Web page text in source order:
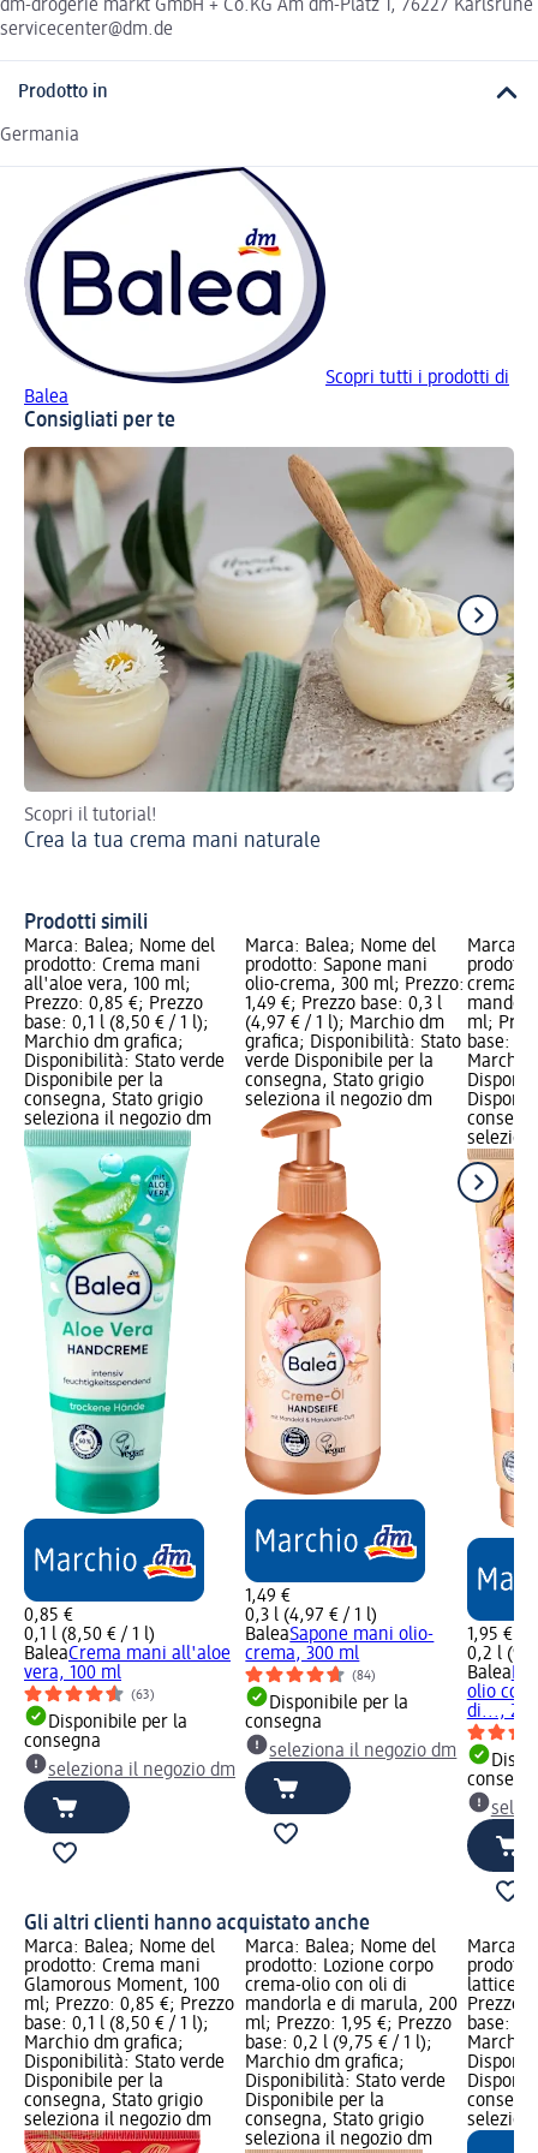
dm-drogerie markt GmbH + Co.KG Am dm-Platz 1, 76227 Karlsruhe
servicecenter@dm.de
Prodotto in
Germania
Scopri tutti i prodotti di
Balea
Consigliati per te
Scopri il tutorial!
Crea la tua crema mani naturale
Prodotti simili
Marca: Balea; Nome del
prodotto: Crema mani
all'aloe vera, 100 ml;
Prezzo: 0,85 €; Prezzo
base: 0,1 l (8,50 € / 1 l);
Marchio dm grafica;
Disponibilità: Stato verde
Disponibile per la
consegna, Stato grigio
seleziona il negozio dm
0,85 €
0,1 l (8,50 € / 1 l)
BaleaCrema mani all'aloe
vera, 100 ml
(63)
Disponibile per la
consegna
seleziona il negozio dm
Marca: Balea; Nome del
prodotto: Sapone mani
olio-crema, 300 ml; Prezzo:
1,49 €; Prezzo base: 0,3 l
(4,97 € / 1 l); Marchio dm
grafica; Disponibilità: Stato
verde Disponibile per la
consegna, Stato grigio
seleziona il negozio dm
1,49 €
0,3 l (4,97 € / 1 l)
BaleaSapone mani olio-
crema, 300 ml
(84)
Disponibile per la
consegna
seleziona il negozio dm
Marca:
crema-
ml;
base:
Marchio
1,95 €
0,2 l
Balea
olio con
di...,
Gli altri clienti hanno acquistato anche
Marca: Balea; Nome del
prodotto: Crema mani
Glamorous Moment, 100
ml; Prezzo: 0,85 €; Prezzo
base: 0,1 l (8,50 € / 1 l);
Marchio dm grafica;
Disponibilità: Stato verde
Disponibile per la
consegna, Stato grigio
seleziona il negozio dm
Marca: Balea; Nome del
prodotto: Lozione corpo
crema-olio con oli di
mandorla e di marula, 200
ml; Prezzo: 1,95 €; Prezzo
base: 0,2 l (9,75 € / 1 l);
Marchio dm grafica;
Disponibilità: Stato verde
Disponibile per la
consegna, Stato grigio
seleziona il negozio dm
Marca:
Prezzo:
base:
Marchio